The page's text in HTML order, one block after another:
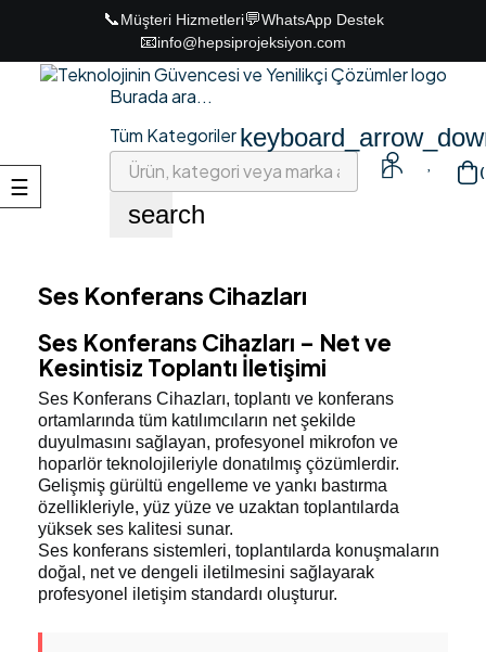
📞Müşteri Hizmetleri💬WhatsApp Destek
📧info@hepsiprojeksiyon.com
Toggle
navigation
☰
Burada ara...
Tüm Kategoriler
search

Ses Konferans Cihazları
Ses Konferans Cihazları – Net ve
Kesintisiz Toplantı İletişimi
Ses Konferans Cihazları, toplantı ve konferans
ortamlarında tüm katılımcıların net şekilde
duyulmasını sağlayan, profesyonel mikrofon ve
hoparlör teknolojileriyle donatılmış çözümlerdir.
Gelişmiş gürültü engelleme ve yankı bastırma
özellikleriyle, yüz yüze ve uzaktan toplantılarda
yüksek ses kalitesi sunar.
Ses konferans sistemleri, toplantılarda konuşmaların
doğal, net ve dengeli iletilmesini sağlayarak
profesyonel iletişim standardı oluşturur.